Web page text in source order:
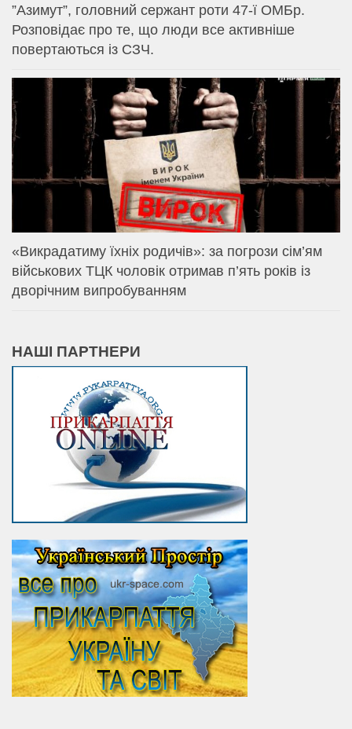
⁨”Азимут”, головний сержант роти 47-ї ОМБр.
Розповідає про те, що люди все активніше
повертаються із СЗЧ.
«Викрадатиму їхніх родичів»: за погрози сім’ям
військових ТЦК чоловік отримав п’ять років із
дворічним випробуванням
НАШІ ПАРТНЕРИ